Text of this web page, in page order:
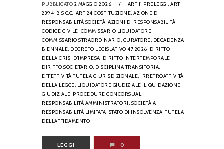
PUBBLICATO 2 MAGGIO 2026 / ART 11 PRELEGGI, ART
2394-BIS C.C., ART 24 COSTITUZIONE, AZIONE DI
RESPONSABILITÀ SOCIETÀ, AZIONI DI RESPONSABILITÀ,
CODICE CIVILE, COMMISSARIO LIQUIDATORE,
COMMISSARIO STRAORDINARIO, CURATORE, DECADENZA
BIENNALE, DECRETO LEGISLATIVO 47 2026, DIRITTO
DELLA CRISI D’IMPRESA, DIRITTO INTERTEMPORALE,
DIRITTO SOCIETARIO, DISCIPLINA TRANSITORIA,
EFFETTIVITÀ TUTELA GIURISDIZIONALE, IRRETROATTIVITÀ
DELLA LEGGE, LIQUIDATORE GIUDIZIALE, LIQUIDAZIONE
GIUDIZIALE, PROCEDURE CONCORSUALI,
RESPONSABILITÀ AMMINISTRATORI, SOCIETÀ A
RESPONSABILITÀ LIMITATA, STATO DI INSOLVENZA, TUTELA
DELL’AFFIDAMENTO
LEGGI 0